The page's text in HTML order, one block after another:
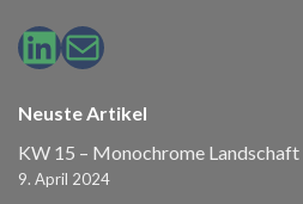
LinkedIn
E-Mail
Neuste Artikel
KW 15 – Monochrome Landschaft
9. April 2024